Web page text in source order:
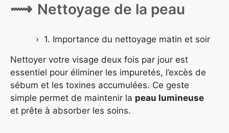
Nettoyage de la peau
1. Importance du nettoyage matin et soir
Nettoyer votre visage deux fois par jour est
essentiel pour éliminer les impuretés, l’excès de
sébum et les toxines accumulées. Ce geste
simple permet de maintenir la peau lumineuse
et prête à absorber les soins.